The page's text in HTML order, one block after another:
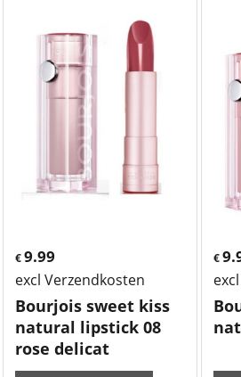
€ 9.99
excl Verzendkosten
Bourjois sweet kiss
natural lipstick 08
rose delicat
€